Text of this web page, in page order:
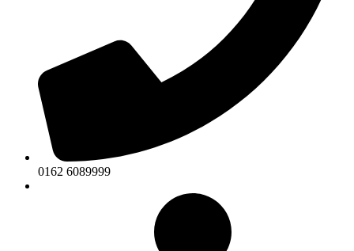
0162 6089999